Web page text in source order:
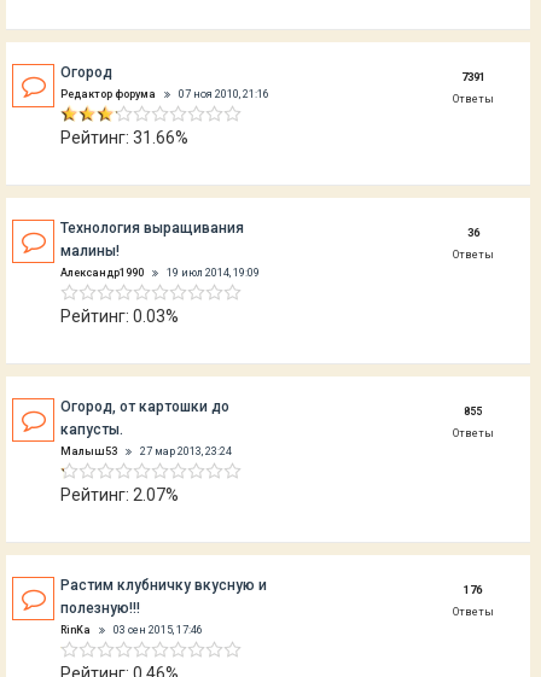
Огород
Редактор форума 07 ноя 2010, 21:16
Рейтинг: 31.66%
7391
Ответы
Технология выращивания
малины!
Александр1990 19 июл 2014, 19:09
Рейтинг: 0.03%
36
Ответы
Огород, от картошки до
капусты.
Малыш53 27 мар 2013, 23:24
Рейтинг: 2.07%
855
Ответы
Растим клубничку вкусную и
полезную!!!
RinKa 03 сен 2015, 17:46
176
Ответы